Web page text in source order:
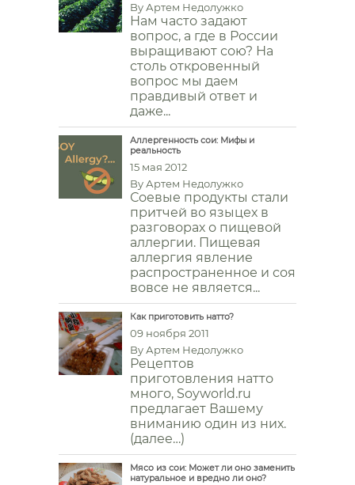
By Артем Недолужко
Нам часто задают
вопрос, а где в России
выращивают сою? На
столь откровенный
вопрос мы даем
правдивый ответ и
даже...
Аллергенность сои: Мифы и
реальность
15 мая 2012
By Артем Недолужко
Соевые продукты стали
притчей во языцех в
разговорах о пищевой
аллергии. Пищевая
аллергия явление
распространенное и соя
вовсе не является...
Как приготовить натто?
09 ноября 2011
By Артем Недолужко
Рецептов
приготовления натто
много, Soyworld.ru
предлагает Вашему
вниманию один из них.
(далее…)
Мясо из сои: Может ли оно заменить
натуральное и вредно ли оно?